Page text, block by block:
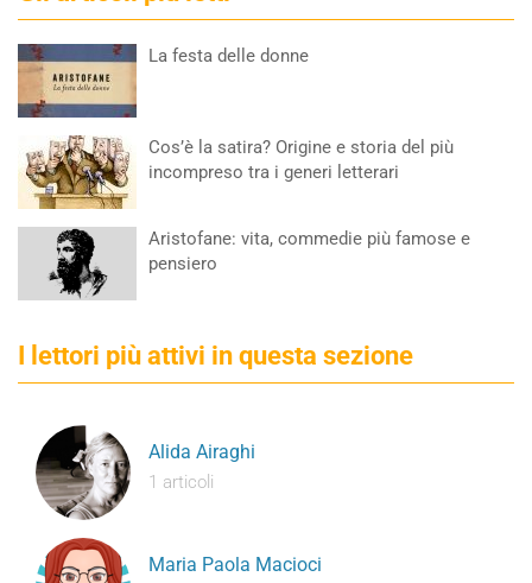
La festa delle donne
Cos’è la satira? Origine e storia del più
incompreso tra i generi letterari
Aristofane: vita, commedie più famose e
pensiero
I lettori più attivi in questa sezione
Alida Airaghi
1 articoli
Maria Paola Macioci